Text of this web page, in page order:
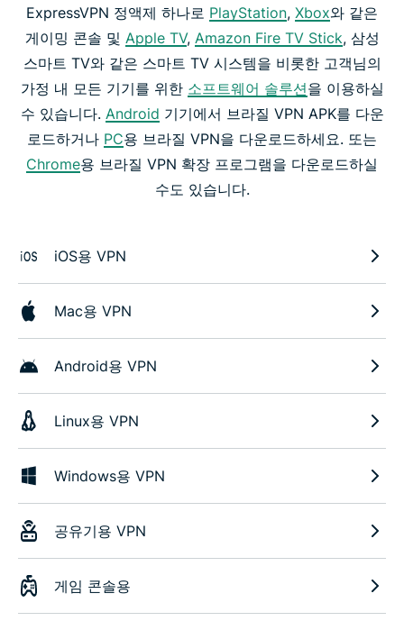
ExpressVPN 정액제 하나로 PlayStation, Xbox와 같은
게이밍 콘솔 및 Apple TV, Amazon Fire TV Stick, 삼성
스마트 TV와 같은 스마트 TV 시스템을 비롯한 고객님의
가정 내 모든 기기를 위한 소프트웨어 솔루션을 이용하실
수 있습니다. Android 기기에서 브라질 VPN APK를 다운
로드하거나 PC용 브라질 VPN을 다운로드하세요. 또는
Chrome용 브라질 VPN 확장 프로그램을 다운로드하실
수도 있습니다.
iOS용 VPN
Mac용 VPN
Android용 VPN
Linux용 VPN
Windows용 VPN
공유기용 VPN
게임 콘솔용